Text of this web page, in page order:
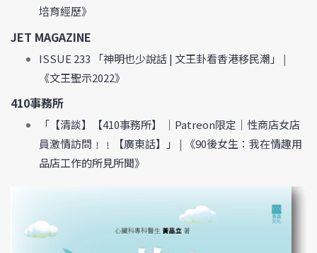
培育經歷》
JET MAGAZINE
ISSUE 233 「神明也少說話 | 文王卦看香港移民潮」
|
《文王聖示2022》
410事務所
「【清談】【410事務所】 │Patreon限定｜性商店女店
員激情訪問﹗﹗【廣東話】」
|
《90後女生：我在情趣用
品店工作的所見所聞》